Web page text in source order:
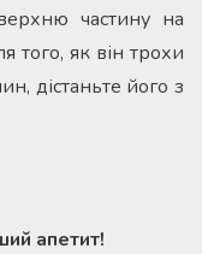
частину на
того, як він трохи
дістаньте його з
апетит!